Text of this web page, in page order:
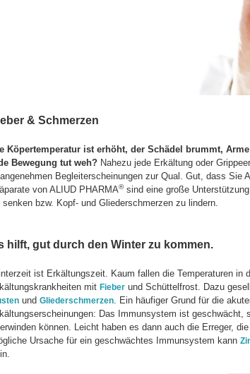
& Schmerzen
Köpertemperatur ist erhöht, der Schädel brummt,
Bewegung tut weh? Nahezu jede Erkältung oder
Begleiterscheinungen zur Qual. Gut, dass Sie
von ALIUD PHARMA®sind eine große
senken bzw. Kopf- und Gliederschmerzen zu lindern.
hilft, gut durch den Winter zu kommen.
ist Erkältungszeit. Kaum fallen die Temperaturen in
mitFieber und Schüttelfrost. Dazu
undGliederschmerzen . Ein häufiger Grund für die
Das Immunsystem ist geschwächt,
können. Leicht haben es dann auch die Erreger,
Ursache für ein geschwächtes Immunsystem kann